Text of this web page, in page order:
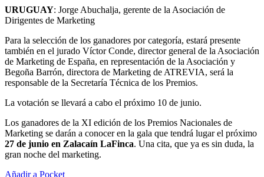
URUGUAY: Jorge Abuchalja, gerente de la Asociación de
Dirigentes de Marketing
Para la selección de los ganadores por categoría, estará presente
también en el jurado Víctor Conde, director general de la Asociación
de Marketing de España, en representación de la Asociación y
Begoña Barrón, directora de Marketing de ATREVIA, será la
responsable de la Secretaría Técnica de los Premios.
La votación se llevará a cabo el próximo 10 de junio.
Los ganadores de la XI edición de los Premios Nacionales de
Marketing se darán a conocer en la gala que tendrá lugar el próximo
27 de junio en Zalacaín LaFinca. Una cita, que ya es sin duda, la
gran noche del marketing.
Añadir a Pocket